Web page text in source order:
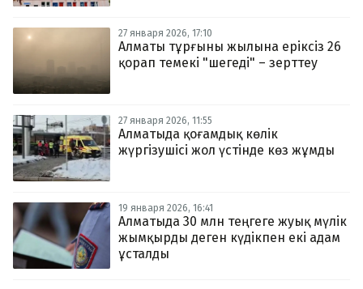
27 января 2026, 17:10
Алматы тұрғыны жылына еріксіз 26
қорап темекі "шегеді" – зерттеу
27 января 2026, 11:55
Алматыда қоғамдық көлік
жүргізушісі жол үстінде көз жұмды
19 января 2026, 16:41
Алматыда 30 млн теңгеге жуық мүлік
жымқырды деген күдікпен екі адам
ұсталды